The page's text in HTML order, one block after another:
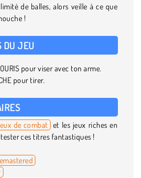
de balles, alors veille à ce que
!
DU JEU
pour viser avec ton arme.
pour tirer.
de combat et les jeux riches en
ces titres fantastiques !